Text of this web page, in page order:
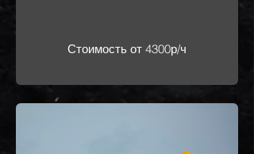
Стоимость от 4300р/ч